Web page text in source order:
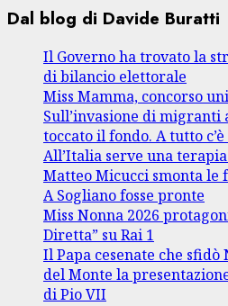
Dal blog di Davide Buratti
Il Governo ha trovato la
di bilancio elettorale
Miss Mamma, concorso
Sull’invasione di migranti
toccato il fondo. A tutto
All’Italia serve una
Matteo Micucci smonta le
A Sogliano fosse pronte
Miss Nonna 2026
Diretta” su Rai 1
Il Papa cesenate che sfidò
del Monte la
di Pio VII